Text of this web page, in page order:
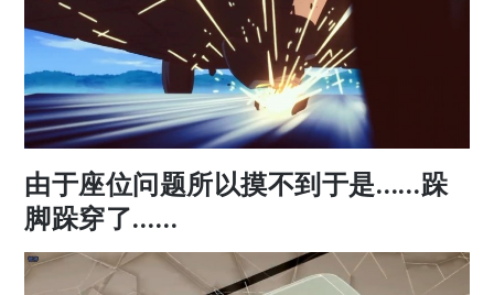
由于座位问题所以摸不到于是……跺
脚跺穿了……